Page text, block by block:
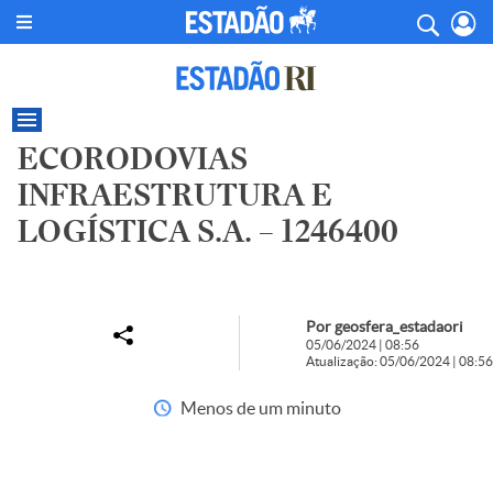
ECORODOVIAS
INFRAESTRUTURA E
LOGÍSTICA S.A. – 1246400
Por geosfera_estadaori
05/06/2024 | 08:56
Atualização: 05/06/2024 | 08:56
Menos de um minuto